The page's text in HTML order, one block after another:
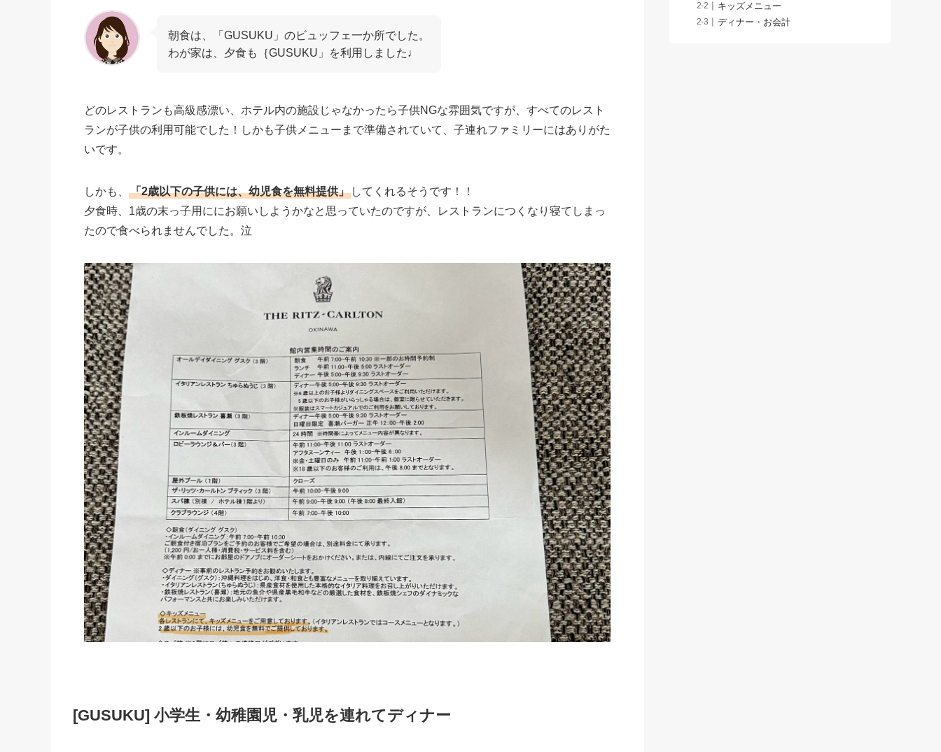
朝食は、「GUSUKU」のビュッフェ一か所でした。
わが家は、夕食も｛GUSUKU」を利用しました♩
どのレストランも高級感漂い、ホテル内の施設じゃなかったら子供NGな雰囲気ですが、すべてのレスト
ランが子供の利用可能でした！しかも子供メニューまで準備されていて、子連れファミリーにはありがた
いです。
しかも、 「2歳以下の子供には、幼児食を無料提供」 してくれるそうです！！
夕食時、1歳の末っ子用ににお願いしようかなと思っていたのですが、レストランにつくなり寝てしまっ
たので食べられませんでした。泣
[GUSUKU] 小学生・幼稚園児・乳児を連れてディナー
キッズメニュー
ディナー・お会計